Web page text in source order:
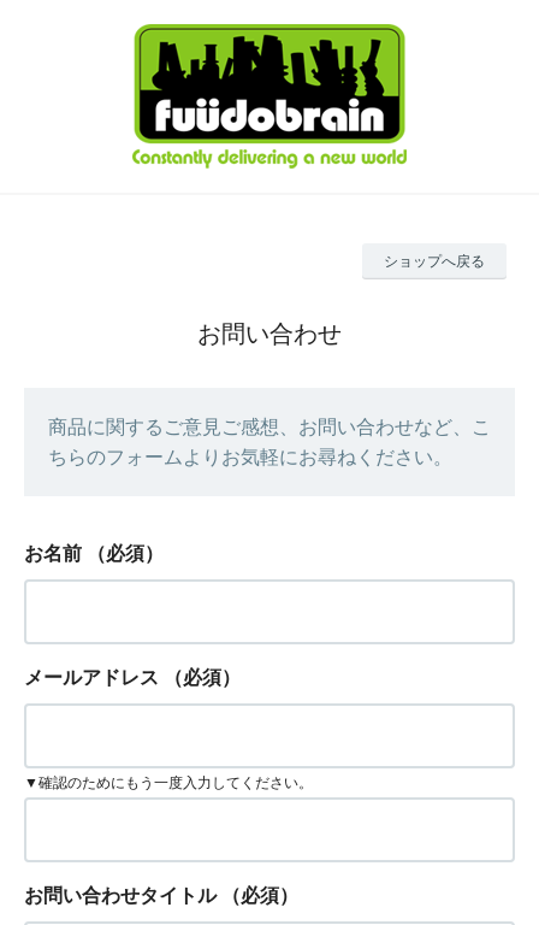
ショップへ戻る
お問い合わせ
商品に関するご意見ご感想、お問い合わせなど、こ
ちらのフォームよりお気軽にお尋ねください。
お名前 （必須）
メールアドレス （必須）
▼確認のためにもう一度入力してください。
お問い合わせタイトル （必須）